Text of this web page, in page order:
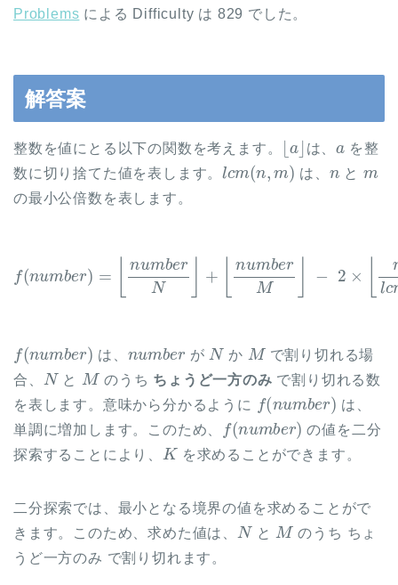
Problems による Difficulty は 829 でした。
解答案
整数を値にとる以下の関数を考えます。
⌊ ⌋
は、
を整
数に切り捨てた値を表します。
l ( m)
は、 と
の最小公倍数を表します。
e u b N u be
2 um e m M
(n b )
は、
mb
が
N
か
M
で割り切れる場
合、
N
と
M
のうち ちょうど一方のみ で割り切れる数
を表します。意味から分かるように
(n b )
は、
単調に増加します。このため、
f(n b )
の値を二分
探索することにより、
K
を求めることができます。
二分探索では、最小となる境界の値を求めることがで
きます。このため、求めた値は、
N
と
M
のうち ちょ
うど一方のみ で割り切れます。